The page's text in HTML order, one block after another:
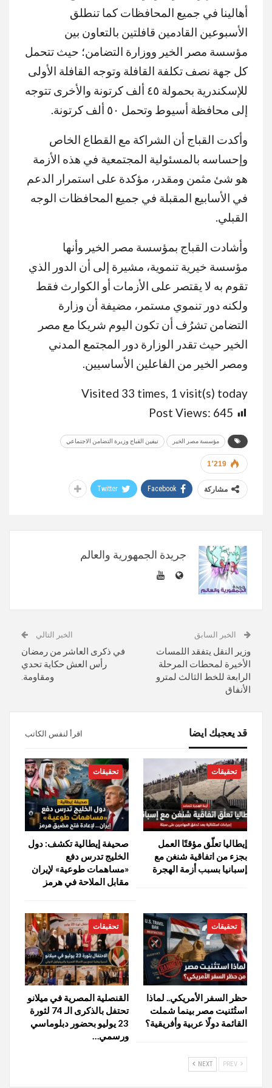
أهالينا في جميع المحافظات كما تنطلق
الأسبوعين القادمين قافلتين بالتعاون بين
مؤسسة مصر الخير ووزارة التضامن؛ حيث تتحمل
كل جهة نصف تكلفة القافلة وتوجه القافلة الأولى
للإسكندرية بحمولة ٤٥ ألف كرتونة والأخرى تتوجه
إلى محافظة أسيوط وتحمل ٥٠ ألف كرتونة.
وأكدت القباج أن الشراكة مع القطاع الخاص
وإحساسه بالمسئولية المجتمعية في هذه الأزمة
هو شئ مثمن ومقدر، مؤكدة على استمرار الدعم
في الأسابيع المقبلة في جميع المحافظات الوجه
القبلي.
وأشادت القباج بمؤسسة مصر الخير وأنها
مؤسسة خيرية تنموية، مشيرة إلى أن الدور الذي
تقوم به لا يقتصر على الأزمات أو الكوارث فقط
ولكنه دور تنموي مستمر، مضيفة أن وزارة
التضامن تشرُف أن تكون اليوم شريكا مع مصر
الخير حيث تقدر الوزارة دور المجتمع المدني
ومصر الخير من الفاعلين الأساسيين.
Visited 33 times, 1 visit(s) today
Post Views: 645
مؤسسة مصر الخير نيفين القباج وزيرة التضامن الاجتماعي
1٬219
مشاركة Facebook
Twitter
جريدة الجمهورية والعالم
الخبر السابق
وزير النقل يتفقد اللمسات
الأخيرة لمحطات المرحلة
الرابعة للخط الثالث لمترو
الأنفاق
الخبر التالي
في ذكرى العاشر من رمضان
رأس العش حكاية تحدي
ومقاومة.
قد يعجبك ايضا اقرأ لنفس الكاتب
تحقيقات
إيطاليا تعلّق مؤقتًا العمل
بجزء من اتفاقية شنغن مع
إسبانيا بسبب أزمة الهجرة
تحقيقات
صحيفة إيطالية تكشف: دول
الخليج تدرس دفع
«مساهمات طوعية» لإيران
مقابل الملاحة في هرمز
تحقيقات
حظر السفر الأمريكي.. لماذا
استُثنيت مصر بينما شملت
القائمة دولًا عربية وأفريقية؟
تحقيقات
القنصلية المصرية في ميلانو
تحتفل بالذكرى الـ 74 لثورة
23 يوليو بحضور دبلوماسي
ورسمي…
NEXT